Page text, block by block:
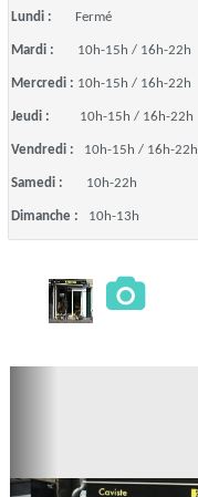
Lundi : Fermé
Mardi : 10h-15h / 16h-22h
Mercredi : 10h-15h / 16h-22h
Jeudi : 10h-15h / 16h-22h
Vendredi : 10h-15h / 16h-22h
Samedi : 10h-22h
Dimanche : 10h-13h